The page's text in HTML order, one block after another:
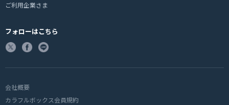
ご利用企業さま
フォローはこちら
会社概要
カラフルボックス会員規約